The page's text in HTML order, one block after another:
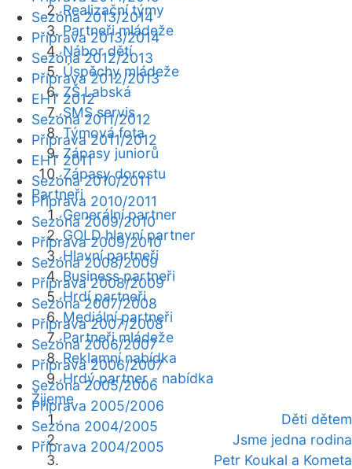
Realizační týmy
Partneři mládeže
Nábor dětí
Úspěchy mládeže
ZŠ Labská
SMS servis
Týmová fota
Zápasy juniorů
Zápasy dorostu
Partneři
Generální partner
GOLD hlavní partner
Hlavní partneři
Business partneři
Hrdí partneři
Mediální partneři
Partneři mládeže
Reklamní nabídka
Hrdý partner - nabídka
Žijeme
Děti dětem
Jsme jedna rodina
Petr Koukal a Kometa
Sezóna 2013/2014
Příprava 2013/2014
Sezóna 2012/2013
Příprava 2012/2013
EHT 2012
Sezóna 2011/2012
Příprava 2011/2012
EHT 2011
Sezóna 2010/2011
Příprava 2010/2011
Sezóna 2009/2010
Příprava 2009/2010
Sezóna 2008/2009
Příprava 2008/2009
Sezóna 2007/2008
Příprava 2007/2008
Sezóna 2006/2007
Příprava 2006/2007
Sezóna 2005/2006
Příprava 2005/2006
Sezóna 2004/2005
Příprava 2004/2005